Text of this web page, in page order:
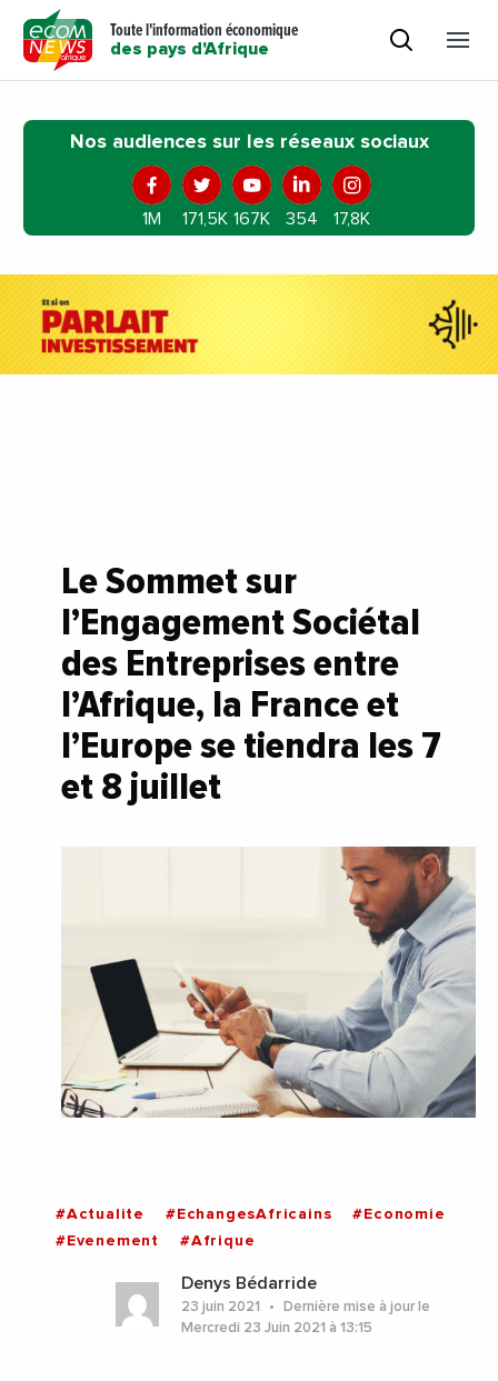
Toute l'information économique
des pays d'Afrique
Nos audiences sur les réseaux sociaux
1M 171,5K 167K 354 17,8K
Le Sommet sur
l’Engagement Sociétal
des Entreprises entre
l’Afrique, la France et
l’Europe se tiendra les 7
et 8 juillet
#Actualite #EchangesAfricains
#Economie
#Evenement
#Afrique
Denys Bédarride
23 juin 2021
Dernière mise à jour le
Mercredi 23 Juin 2021 à 13:15